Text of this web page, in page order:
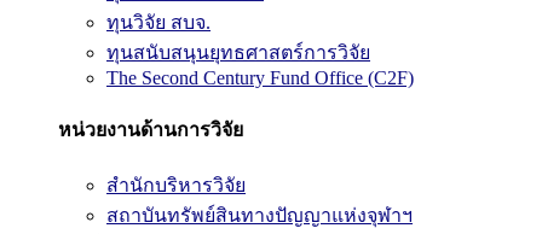
ทุนวิจัย สบจ.
ทุนสนับสนุนยุทธศาสตร์การวิจัย
The Second Century Fund Office (C2F)
หน่วยงานด้านการวิจัย
สำนักบริหารวิจัย
สถาบันทรัพย์สินทางปัญญาแห่งจุฬาฯ